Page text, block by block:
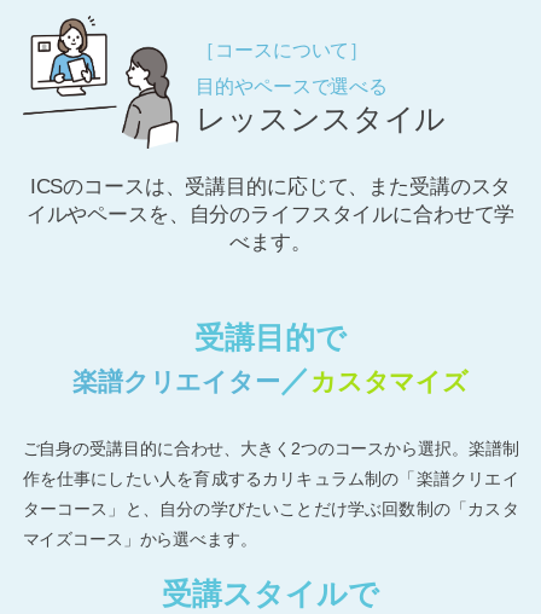
［コースについて］
目的やペースで選べる
レッスンスタイル
ICSのコースは、受講目的に応じて、また受講のスタ
イルやペースを、自分のライフスタイルに合わせて学
べます。
受講目的で
楽譜クリエイター ／ カスタマイズ
ご自身の受講目的に合わせ、大きく2つのコースから選択。楽譜制
作を仕事にしたい人を育成するカリキュラム制の「楽譜クリエイ
ターコース」と、自分の学びたいことだけ学ぶ回数制の「カスタ
マイズコース」から選べます。
受講スタイルで